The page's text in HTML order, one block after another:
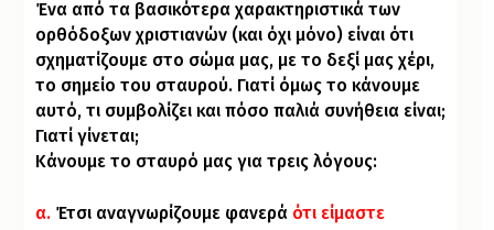
Ένα από τα βασικότερα χαρακτηριστικά των
ορθόδοξων χριστιανών (και όχι μόνο) είναι ότι
σχηματίζουμε στο σώμα μας, με το δεξί μας χέρι,
το σημείο του σταυρού. Γιατί όμως το κάνουμε
αυτό, τι συμβολίζει και πόσο παλιά συνήθεια είναι;
Γιατί γίνεται;
Κάνουμε το σταυρό μας για τρεις λόγους:
α. Έτσι αναγνωρίζουμε φανερά ότι είμαστε